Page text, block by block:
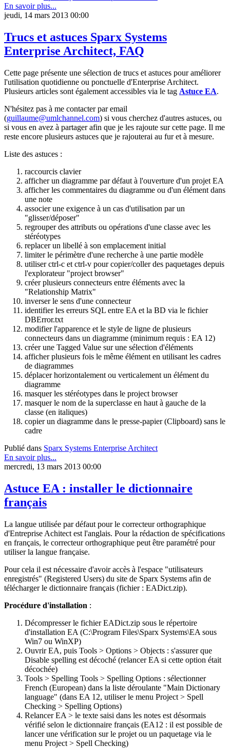
En savoir plus...
jeudi, 14 mars 2013 00:00
Trucs et astuces Sparx Systems
Enterprise Architect, FAQ
Cette page présente une sélection de trucs et astuces pour améliorer
l'utilisation quotidienne ou ponctuelle d'Enterprise Architect.
Plusieurs articles sont également accessibles via le tag Astuce EA.
N'hésitez pas à me contacter par email
(guillaume@umlchannel.com) si vous cherchez d'autres astuces, ou
si vous en avez à partager afin que je les rajoute sur cette page. Il me
reste encore plusieurs astuces que je rajouterai au fur et à mesure.
Liste des astuces :
raccourcis clavier
afficher un diagramme par défaut à l'ouverture d'un projet EA
afficher les commentaires du diagramme ou d'un élément dans
une note
associer une exigence à un cas d'utilisation par un
"glisser/déposer"
regrouper des attributs ou opérations d'une classe avec les
stéréotypes
replacer un libellé à son emplacement initial
limiter le périmètre d'une recherche à une partie modèle
utiliser ctrl-c et ctrl-v pour copier/coller des paquetages depuis
l'explorateur "project browser"
créer plusieurs connecteurs entre éléments avec la
"Relationship Matrix"
inverser le sens d'une connecteur
identifier les erreurs SQL entre EA et la BD via le fichier
DBError.txt
modifier l'apparence et le style de ligne de plusieurs
connecteurs dans un diagramme (minimum requis : EA 12)
créer une Tagged Value sur une sélection d'éléments
afficher plusieurs fois le même élément en utilisant les cadres
de diagrammes
déplacer horizontalement ou verticalement un élément du
diagramme
masquer les stéréotypes dans le project browser
masquer le nom de la superclasse en haut à gauche de la
classe (en italiques)
copier un diagramme dans le presse-papier (Clipboard) sans le
cadre
Publié dans Sparx Systems Enterprise Architect
En savoir plus...
mercredi, 13 mars 2013 00:00
Astuce EA : installer le dictionnaire
français
La langue utilisée par défaut pour le correcteur orthographique
d'Entreprise Achitect est l'anglais. Pour la rédaction de spécifications
en français, le correcteur orthographique peut être paramétré pour
utiliser la langue française.
Pour cela il est nécessaire d'avoir accès à l'espace "utilisateurs
enregistrés" (Registered Users) du site de Sparx Systems afin de
télécharger le dictionnaire français (fichier : EADict.zip).
Procédure d'installation :
Décompresser le fichier EADict.zip sous le répertoire
d'installation EA (C:\Program Files\Sparx Systems\EA sous
Win7 ou WinXP)
Ouvrir EA, puis Tools > Options > Objects : s'assurer que
Disable spelling est décoché (relancer EA si cette option était
décochée)
Tools > Spelling Tools > Spelling Options : sélectionner
French (European) dans la liste déroulante "Main Dictionary
language" (dans EA 12, utiliser le menu Project > Spell
Checking > Spelling Options)
Relancer EA > le texte saisi dans les notes est désormais
vérifié selon le dictionnaire français (EA12 : il est possible de
lancer une vérification sur le projet ou un paquetage via le
menu Project > Spell Checking)